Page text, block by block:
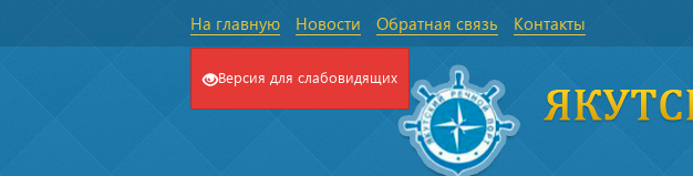
На главную Новости Обратная связь Контакты
Версия для слабовидящих